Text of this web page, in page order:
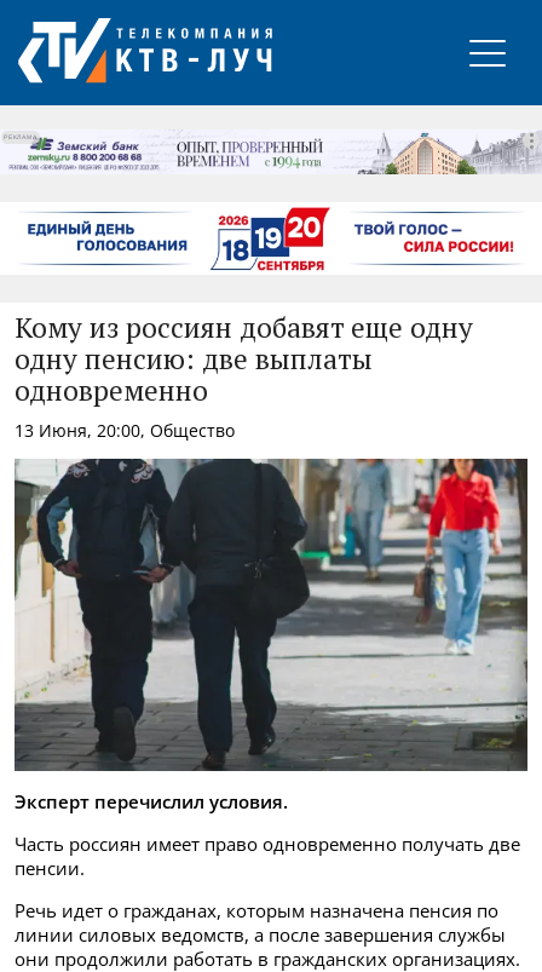
РЕКЛАМА
Кому из россиян добавят еще одну
одну пенсию: две выплаты
одновременно
13 Июня, 20:00, Общество
Эксперт перечислил условия.
Часть россиян имеет право одновременно получать две
пенсии.
Речь идет о гражданах, которым назначена пенсия по
линии силовых ведомств, а после завершения службы
они продолжили работать в гражданских организациях.